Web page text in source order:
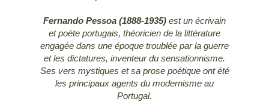
Fernando Pessoa (1888-1935) est un écrivain
et poète portugais, théoricien de la littérature
engagée dans une époque troublée par la guerre
et les dictatures, inventeur du sensationnisme.
Ses vers mystiques et sa prose poétique ont été
les principaux agents du modernisme au
Portugal.